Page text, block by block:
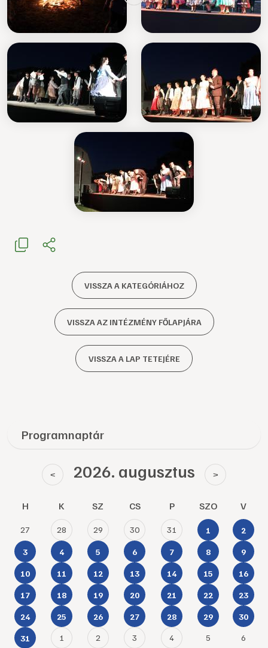
VISSZA A KATEGÓRIÁHOZ
VISSZA AZ INTÉZMÉNY FŐLAPJÁRA
VISSZA A LAP TETEJÉRE
Programnaptár
< 2026. augusztus >
H K SZ CS P SZO V
27 28 29 30 31 1 2
3 4 5 6 7 8 9
10 11 12 13 14 15 16
17 18 19 20 21 22 23
24 25 26 27 28 29 30
31 1 2 3 4 5 6